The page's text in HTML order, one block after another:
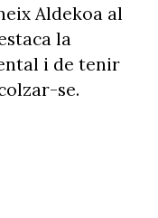
Aldekoa al
la
i de tenir
se.